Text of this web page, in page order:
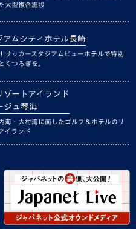
大型複合施設
アムシティホテル長崎
サッカースタジアムビューホテルで特別
くつろぎを。
ゾートアイランド
ジュ琴海
海・大村湾に面したゴルフ＆ホテルのリ
イランド